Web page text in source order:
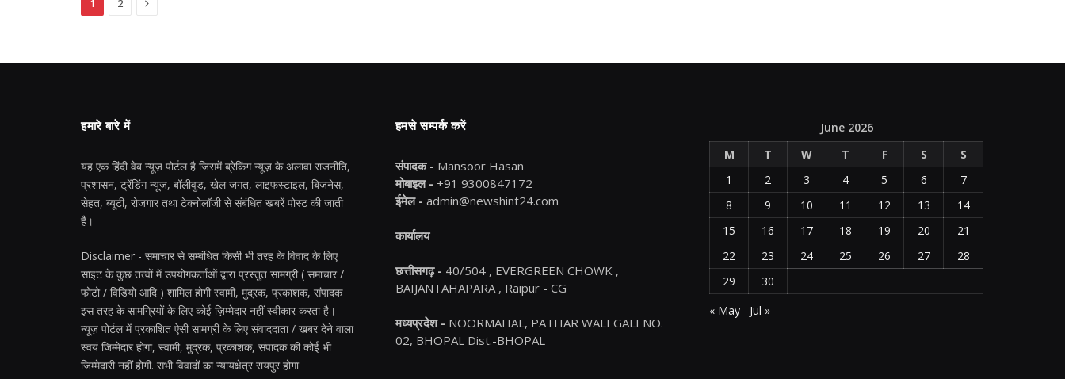
1 2
हमारे बारे में
यह एक हिंदी वेब न्यूज़ पोर्टल है जिसमें ब्रेकिंग न्यूज़ के अलावा राजनीति,
प्रशासन, ट्रेंडिंग न्यूज, बॉलीवुड, खेल जगत, लाइफस्टाइल, बिजनेस,
सेहत, ब्यूटी, रोजगार तथा टेक्नोलॉजी से संबंधित खबरें पोस्ट की जाती
है।
Disclaimer - समाचार से सम्बंधित किसी भी तरह के विवाद के लिए
साइट के कुछ तत्वों में उपयोगकर्ताओं द्वारा प्रस्तुत सामग्री ( समाचार /
फोटो / विडियो आदि ) शामिल होगी स्वामी, मुद्रक, प्रकाशक, संपादक
इस तरह के सामग्रियों के लिए कोई ज़िम्मेदार नहीं स्वीकार करता है।
न्यूज़ पोर्टल में प्रकाशित ऐसी सामग्री के लिए संवाददाता / खबर देने वाला
स्वयं जिम्मेदार होगा, स्वामी, मुद्रक, प्रकाशक, संपादक की कोई भी
जिम्मेदारी नहीं होगी. सभी विवादों का न्यायक्षेत्र रायपुर होगा
हमसे सम्पर्क करें
संपादक - Mansoor Hasan
मोबाइल - +91 9300847172
ईमेल - admin@newshint24.com
कार्यालय
छत्तीसगढ़ - 40/504 , EVERGREEN CHOWK ,
BAIJANTAHAPARA , Raipur - CG
मध्यप्रदेश - NOORMAHAL, PATHAR WALI GALI NO.
02, BHOPAL Dist.-BHOPAL
June 2026
M
T W T F S
S
1
2 3 4 5 6
7
8
9 10 11 12 13
14
15
16 17 18 19 20
21
22
23 24 25 26 27
28
29
30
« May
Jul »